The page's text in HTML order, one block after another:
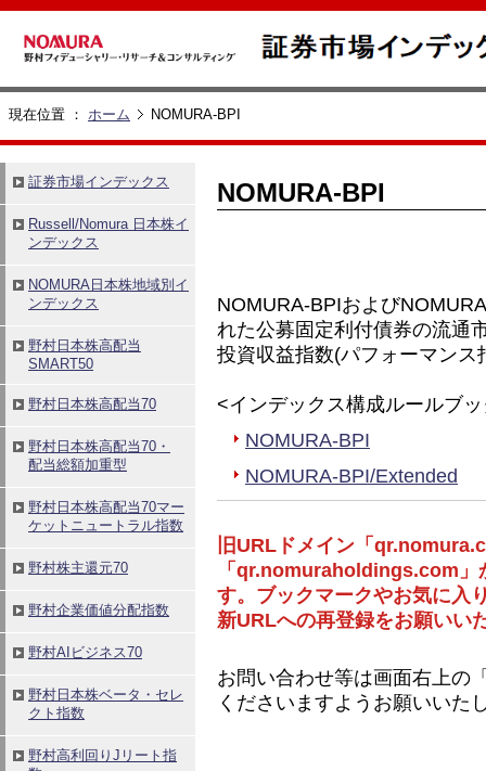
現在位置 ： ホーム NOMURA-BPI
NOMURA-BPI
NOMURA-BPIおよび
れた公募固定利付債券の流通
投資収益指数(パフォーマンス
<インデックス構成ルールブ
NOMURA-BPI
NOMURA-BPI/Extended
旧URLドメイン「
「qr.nomuraholdings.com」
す。ブックマークやお気に入
新URLへの再登録をお願いい
お問い合わせ等は画面右上の
くださいますようお願いいた